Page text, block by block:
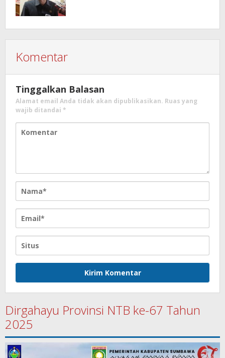
Komentar
Tinggalkan Balasan
Alamat email Anda tidak akan dipublikasikan. Ruas yang
wajib ditandai *
Dirgahayu Provinsi NTB ke-67 Tahun
2025